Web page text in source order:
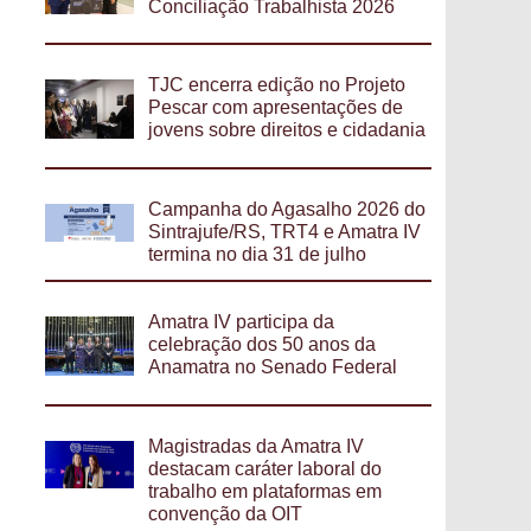
Conciliação Trabalhista 2026
TJC encerra edição no Projeto
Pescar com apresentações de
jovens sobre direitos e cidadania
Campanha do Agasalho 2026 do
Sintrajufe/RS, TRT4 e Amatra IV
termina no dia 31 de julho
Amatra IV participa da
celebração dos 50 anos da
Anamatra no Senado Federal
Magistradas da Amatra IV
destacam caráter laboral do
trabalho em plataformas em
convenção da OIT